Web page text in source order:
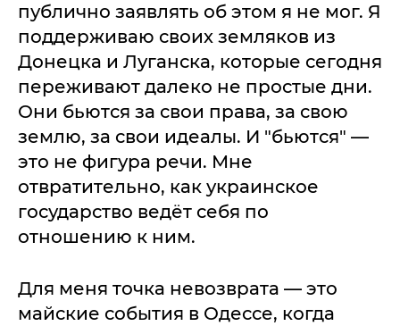
публично заявлять об этом я не мог. Я
поддерживаю своих земляков из
Донецка и Луганска, которые сегодня
переживают далеко не простые дни.
Они бьются за свои права, за свою
землю, за свои идеалы. И "бьются" —
это не фигура речи. Мне
отвратительно, как украинское
государство ведёт себя по
отношению к ним.
Для меня точка невозврата — это
майские события в Одессе, когда